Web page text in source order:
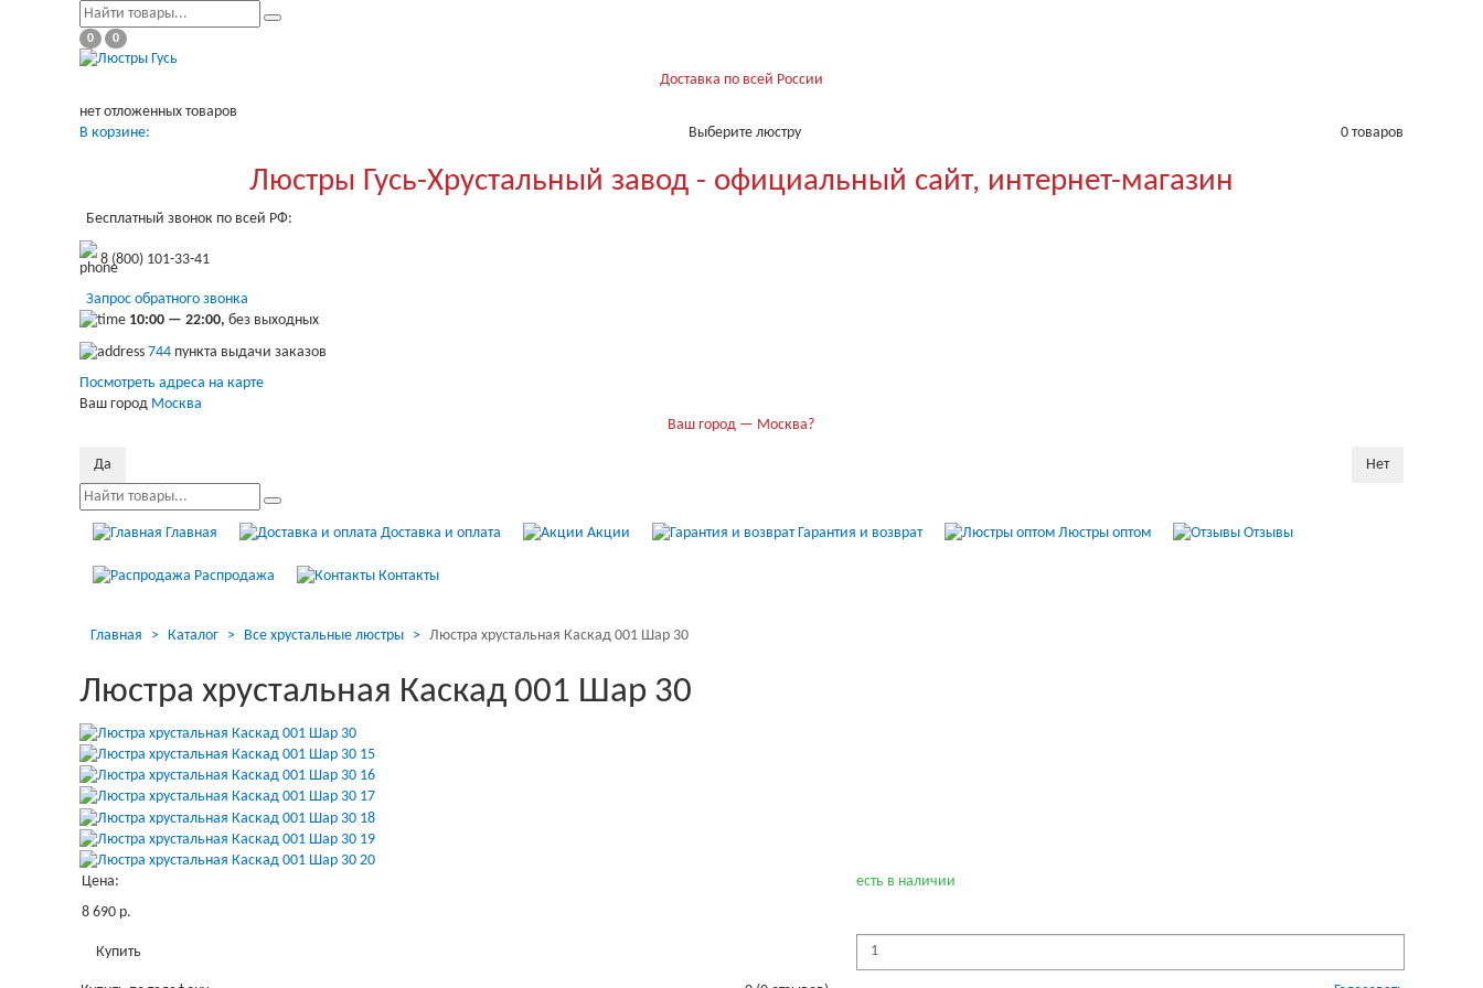
0 0
Доставка по всей России
нет отложенных товаров
В корзине:
0 товаров
Выберите люстру
Люстры Гусь-Хрустальный завод - официальный сайт, интернет-магазин
Бесплатный звонок по всей РФ:
8 (800) 101-33-41
Запрос обратного звонка
10:00 — 22:00, без выходных
744пункта выдачи заказов
Посмотреть адреса на карте
Ваш город Москва
Ваш город — Москва?
Да Нет
Главная Доставка и оплата Акции Гарантия и возврат Люстры оптом Отзывы
Распродажа Контакты
Главная Каталог Все хрустальные люстры Люстра хрустальная Каскад 001 Шар 30
Люстра хрустальная Каскад 001 Шар 30
Цена:
8 690 р.
есть в наличии
Купить